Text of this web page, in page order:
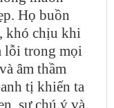
Họ buồn
khó chịu khi
lỗi trong mọi
âm thầm
tị khiến ta